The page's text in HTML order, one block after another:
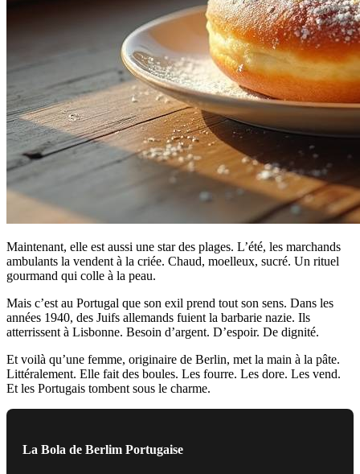
Maintenant, elle est aussi une star des plages. L’été, les marchands
ambulants la vendent à la criée. Chaud, moelleux, sucré. Un rituel
gourmand qui colle à la peau.
Mais c’est au Portugal que son exil prend tout son sens. Dans les
années 1940, des Juifs allemands fuient la barbarie nazie. Ils
atterrissent à Lisbonne. Besoin d’argent. D’espoir. De dignité.
Et voilà qu’une femme, originaire de Berlin, met la main à la pâte.
Littéralement. Elle fait des boules. Les fourre. Les dore. Les vend.
Et les Portugais tombent sous le charme.
La Bola de Berlim Portugaise